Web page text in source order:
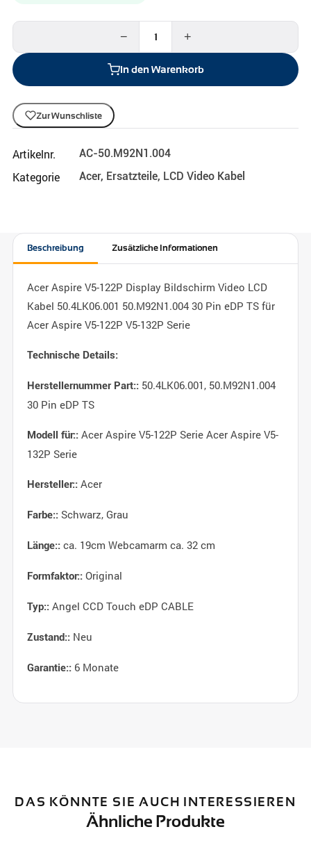
− +
In den Warenkorb
Zur Wunschliste
Artikelnr. AC-50.M92N1.004
Kategorie Acer, Ersatzteile, LCD Video Kabel
Beschreibung Zusätzliche Informationen
Acer Aspire V5-122P Display Bildschirm Video LCD
Kabel 50.4LK06.001 50.M92N1.004 30 Pin eDP TS für
Acer Aspire V5-122P V5-132P Serie
Technische Details:
Herstellernummer Part::50.4LK06.001, 50.M92N1.004
30 Pin eDP TS
Modell für::Acer Aspire V5-122P Serie Acer Aspire V5-
132P Serie
Hersteller::Acer
Farbe::Schwarz, Grau
Länge::ca. 19cm Webcamarm ca. 32 cm
Formfaktor::Original
Typ::Angel CCD Touch eDP CABLE
Zustand::Neu
Garantie::6 Monate
DAS KÖNNTE SIE AUCH INTERESSIEREN
Ähnliche Produkte